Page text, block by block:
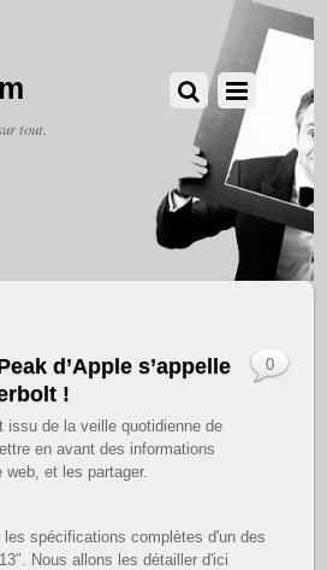
tout.
d’Apple s’appelle
!
issu de la veille quotidienne de
en avant des informations
et les partager.
les spécifications complètes d'un des
Nous allons les détailler d'ici
0